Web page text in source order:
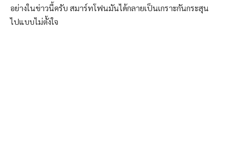
อย่างในข่าวนี้ครับ สมาร์ทโฟนมันได้กลายเป็นเกราะกันกระสุน
ไปแบบไม่ตั้งใจ